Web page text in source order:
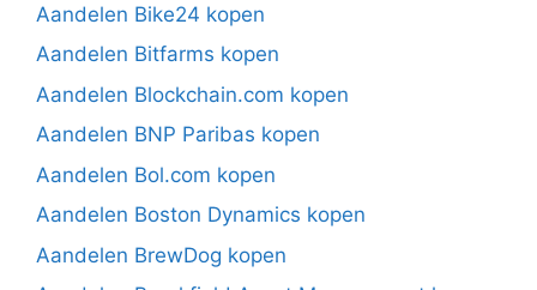
Aandelen Bike24 kopen
Aandelen Bitfarms kopen
Aandelen Blockchain.com kopen
Aandelen BNP Paribas kopen
Aandelen Bol.com kopen
Aandelen Boston Dynamics kopen
Aandelen BrewDog kopen